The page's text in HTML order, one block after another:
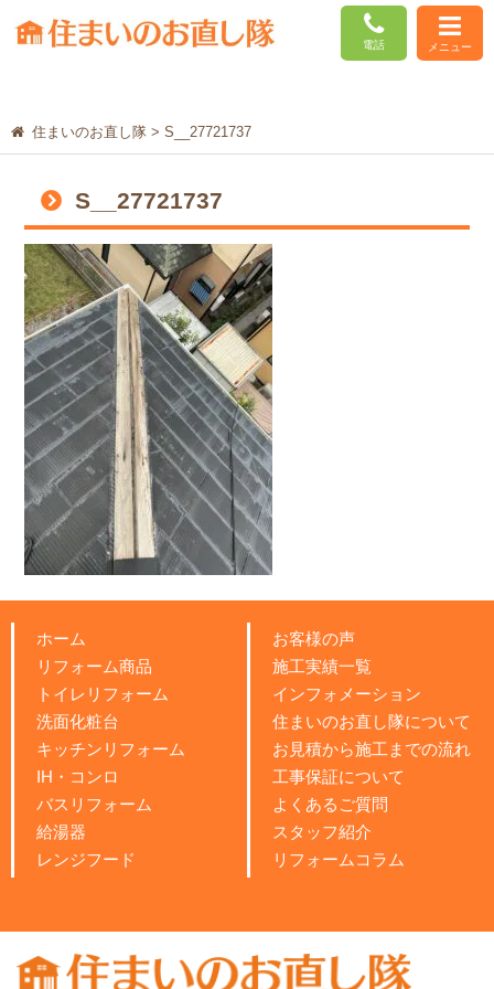
電話 メニュー
住まいのお直し隊> S__27721737
S__27721737
ホーム
リフォーム商品
トイレリフォーム
洗面化粧台
キッチンリフォーム
IH・コンロ
バスリフォーム
給湯器
レンジフード
お客様の声
施工実績一覧
インフォメーション
住まいのお直し隊について
お見積から施工までの流れ
工事保証について
よくあるご質問
スタッフ紹介
リフォームコラム